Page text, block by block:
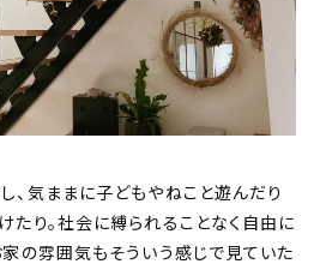
、気ままに子どもやねこと遊んだり
たり。社会に縛られることなく自由に
家の雰囲気もそういう感じで見ていた